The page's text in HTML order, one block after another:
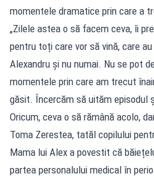
momentele dramatice prin care a
„Zilele astea o să facem ceva, îi
pentru toți care vor să vină, care
Alexandru și nu numai. Nu se pot
momentele prin care am trecut
găsit. Încercăm să uităm episodul
Oricum, ceva o să rămână acolo,
Toma Zerestea, tatăl copilului
Mama lui Alex a povestit că
partea personalului medical în